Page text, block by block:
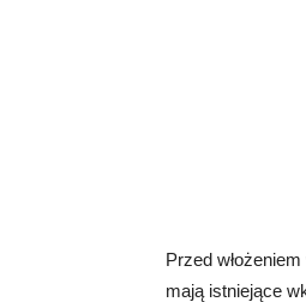
Przed
mają istniejące